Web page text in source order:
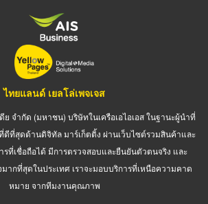
ไทยแลนด์ เยลโล่เพจเจส
ย จำกัด (มหาชน) บริษัทในเครือเอไอเอส ในฐานะผู้นำที่
ที่สุดด้านดิจิทัล มาร์เก็ตติ้ง ผ่านเว็บไซต์รวมสินค้าและ
รที่เชื่อถือได้ มีการตรวจสอบและยืนยันตัวตนจริง และ
ากที่สุดในประเทศ เราจะมอบบริการที่เหนือความคาด
หมาย จากทีมงานคุณภาพ